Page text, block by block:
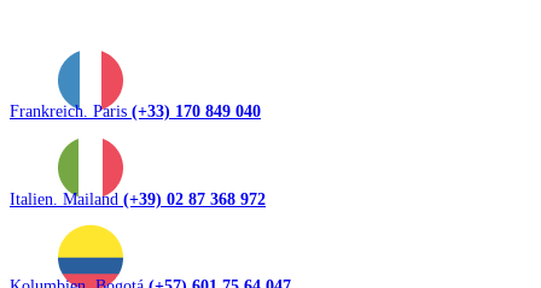
Frankreich. Paris (+33) 170 849 040
Italien. Mailand (+39) 02 87 368 972